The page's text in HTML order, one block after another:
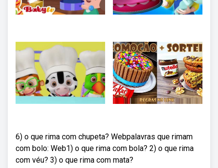
6) o que rima com chupeta? Webpalavras que rimam
com ­bolo: Web1) o que rima com bola? 2) o que rima
com véu? 3) o que rima com mata?